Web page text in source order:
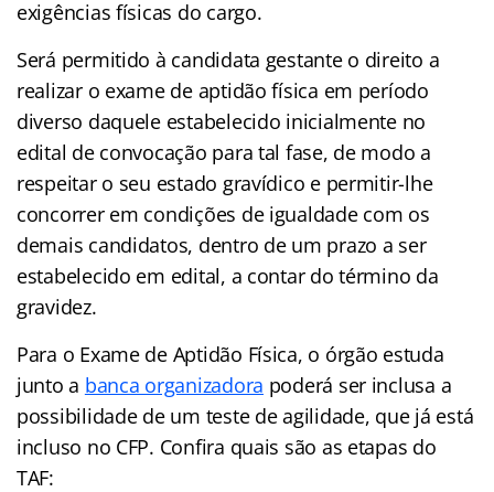
exigências físicas do cargo.
Será permitido à candidata gestante o direito a
realizar o exame de aptidão física em período
diverso daquele estabelecido inicialmente no
edital de convocação para tal fase, de modo a
respeitar o seu estado gravídico e permitir-lhe
concorrer em condições de igualdade com os
demais candidatos, dentro de um prazo a ser
estabelecido em edital, a contar do término da
gravidez.
Para o Exame de Aptidão Física, o órgão estuda
junto a banca organizadora poderá ser inclusa a
possibilidade de um teste de agilidade, que já está
incluso no CFP. Confira quais são as etapas do
TAF: